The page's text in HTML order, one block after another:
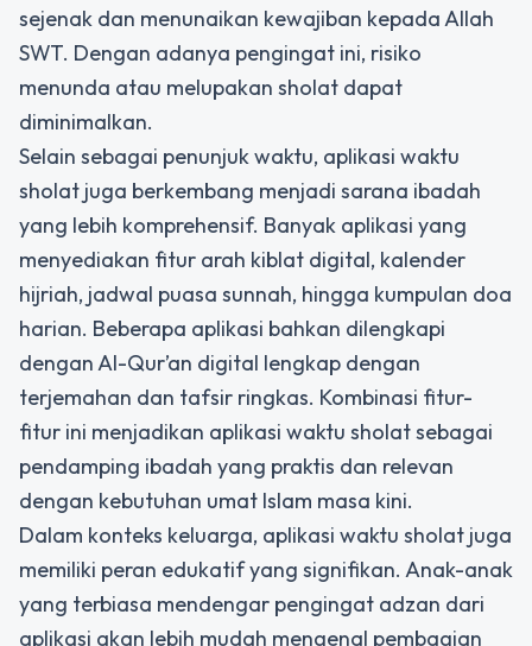
sejenak dan menunaikan kewajiban kepada Allah
SWT. Dengan adanya pengingat ini, risiko
menunda atau melupakan sholat dapat
diminimalkan.
Selain sebagai penunjuk waktu, aplikasi waktu
sholat juga berkembang menjadi sarana ibadah
yang lebih komprehensif. Banyak aplikasi yang
menyediakan fitur arah kiblat digital, kalender
hijriah, jadwal puasa sunnah, hingga kumpulan doa
harian. Beberapa aplikasi bahkan dilengkapi
dengan Al-Qur’an digital lengkap dengan
terjemahan dan tafsir ringkas. Kombinasi fitur-
fitur ini menjadikan aplikasi waktu sholat sebagai
pendamping ibadah yang praktis dan relevan
dengan kebutuhan umat Islam masa kini.
Dalam konteks keluarga, aplikasi waktu sholat juga
memiliki peran edukatif yang signifikan. Anak-anak
yang terbiasa mendengar pengingat adzan dari
aplikasi akan lebih mudah mengenal pembagian